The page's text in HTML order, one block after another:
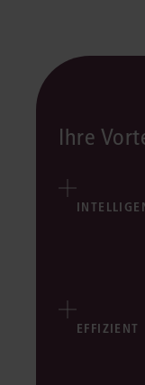
Ihre
EFFIZIENT